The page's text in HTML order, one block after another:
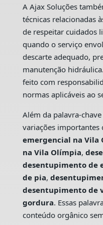
A Ajax Soluções
técnicas relacionadas
de respeitar cuidados
quando o serviço
descarte adequado,
manutenção
feito com
normas aplicáveis ao
Além da palavra-
variações importantes
emergencial na Vila
na Vila Olímpia,
desentupimento de
de pia,
desentupimento de
gordura. Essas
conteúdo orgânico